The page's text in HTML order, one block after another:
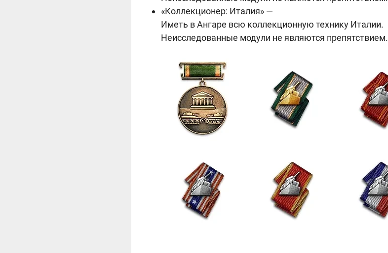
«Коллекционер: Италия» —
Иметь в Ангаре всю коллекционную технику Италии.
Неисследованные модули не являются препятствием.